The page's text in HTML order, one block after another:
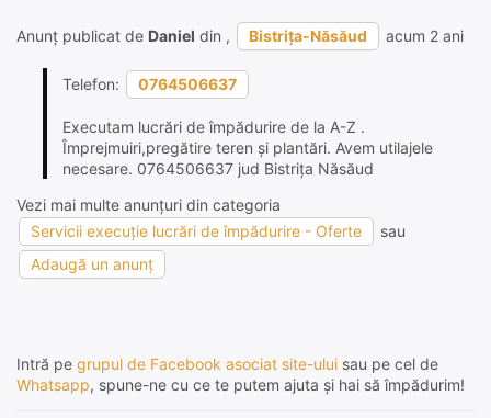
Anunț publicat de Daniel din , Bistrița-Năsăud acum 2 ani
Telefon: 0764506637
Executam lucrări de împădurire de la A-Z .
Împrejmuiri,pregătire teren și plantări. Avem utilajele
necesare. 0764506637 jud Bistrița Năsăud
Vezi mai multe anunțuri din categoria
Servicii execuție lucrări de împădurire - Oferte
sau
Adaugă un anunț
Intră pe grupul de Facebook asociat site-ului sau pe cel de
Whatsapp, spune-ne cu ce te putem ajuta și hai să împădurim!